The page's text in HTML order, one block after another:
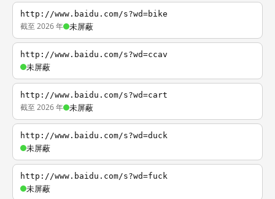
http://www.baidu.com/s?wd=bike
截至 2026 年 未屏蔽
http://www.baidu.com/s?wd=ccav
未屏蔽
http://www.baidu.com/s?wd=cart
截至 2026 年 未屏蔽
http://www.baidu.com/s?wd=duck
未屏蔽
http://www.baidu.com/s?wd=fuck
未屏蔽